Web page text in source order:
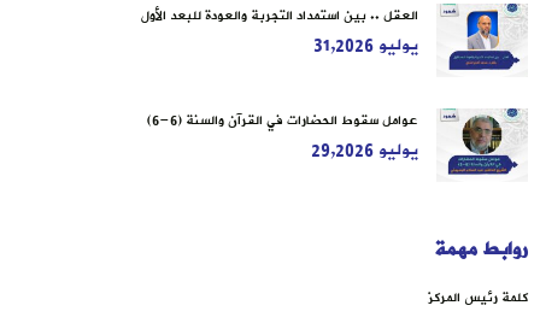
العقل .. بين استمداد التجربة والعودة للبعد الأول
يوليو 31,2026
عوامل سقوط الحضارات في القرآن والسنة (6-6)
يوليو 29,2026
روابط مهمة
كلمة رئيس المركز